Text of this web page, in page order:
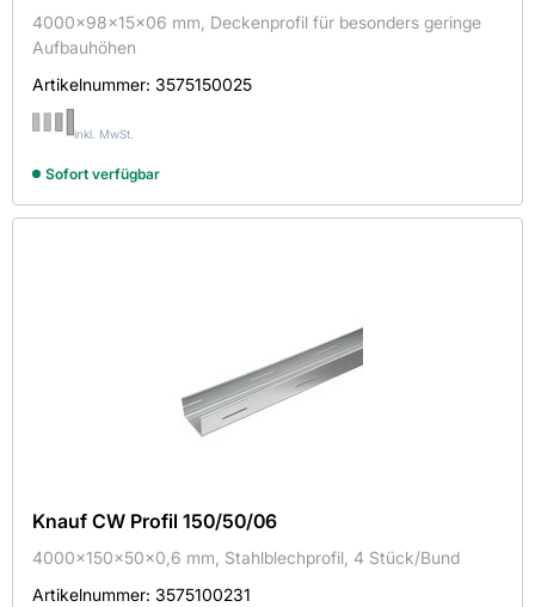
4000x98x15x06 mm, Deckenprofil für besonders geringe
Aufbauhöhen
Artikelnummer: 3575150025
inkl. MwSt.
Sofort verfügbar
Knauf CW Profil 150/50/06
4000x150x50x0,6 mm, Stahlblechprofil, 4 Stück/Bund
Artikelnummer: 3575100231